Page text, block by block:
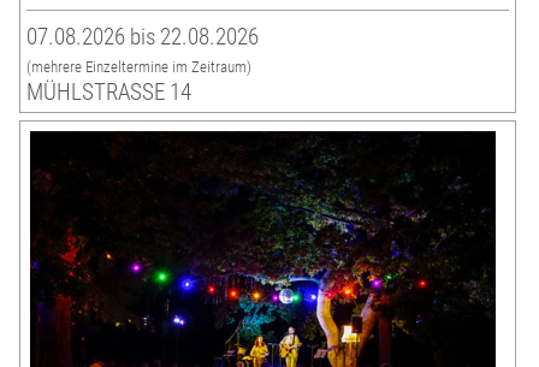
07.08.2026 bis 22.08.2026
(mehrere Einzeltermine im Zeitraum)
MÜHLSTRASSE 14